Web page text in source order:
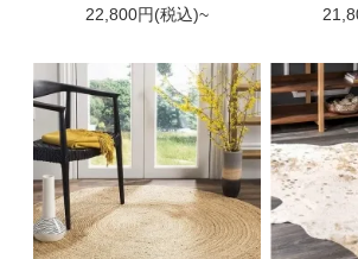
22,800円(税込)~